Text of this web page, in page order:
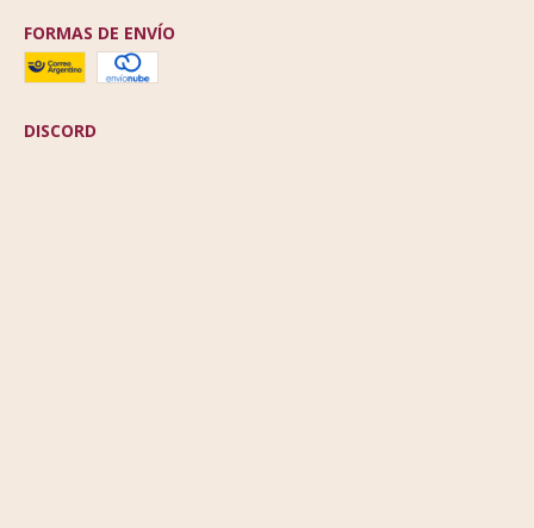
FORMAS DE ENVÍO
DISCORD